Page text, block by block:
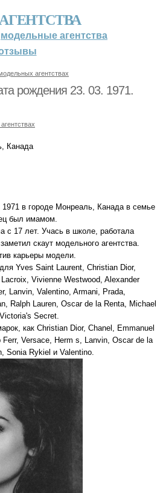
модельные агентства
агентствах
рождения 23. 03. 1971.
Канада
в городе Монреаль, Канада в семье
был имамом.
с 17 лет. Учась в школе, работала
скаут модельного агентства.
карьеры модели.
Yves Saint Laurent, Christian Dior,
Vivienne Westwood, Alexander
Lanvin, Valentino, Armani, Prada,
Ralph Lauren, Oscar de la Renta, Michael
Secret.
как Christian Dior, Chanel, Emmanuel
Versace, Herm s, Lanvin, Oscar de la
Sonia Rykiel и Valentino.